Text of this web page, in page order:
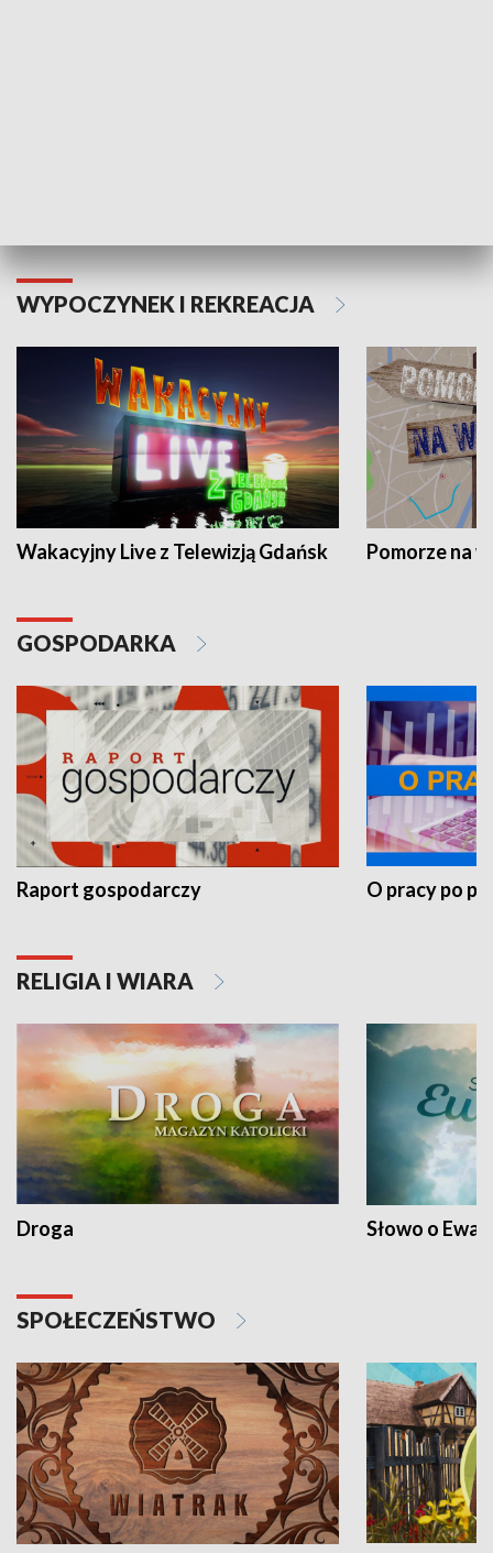
WYPOCZYNEK I REKREACJA
Wakacyjny Live z Telewizją Gdańsk Pomorze na
GOSPODARKA
Raport gospodarczy O pracy po
RELIGIA I WIARA
Droga Słowo o
SPOŁECZEŃSTWO